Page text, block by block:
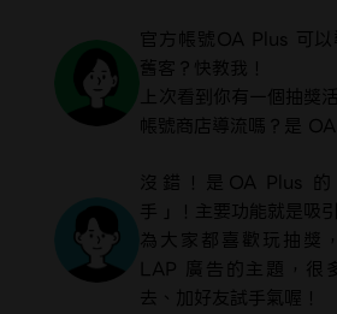
官方帳號OA Plus 可
舊客？快教我！
上次看到你有一個抽獎
帳號商店導流嗎？是
沒錯！是OA Plus
手」！主要功能就是吸
為大家都喜歡玩抽獎
LAP 廣告的主題，很
去、加好友試手氣喔！